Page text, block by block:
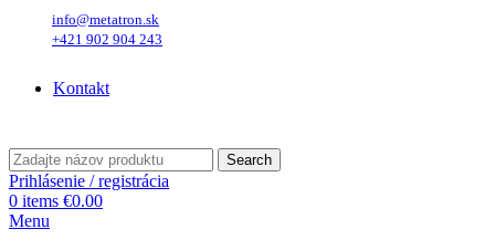
info@metatron.sk
+421 902 904 243
Kontakt
Search
Prihlásenie / registrácia
0 items €0.00
Menu